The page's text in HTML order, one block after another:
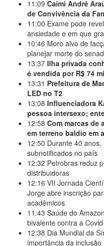
11:09 Caimi André
de Convivência da
11:00 Exame pode
ansiedade e em que
10:46 Moro alvo de
planejar morte do
13:37 Ilha privada
é vendida por R$ 74
13:31 Prefeitura de
LED no T2
13:08 Influenciadora
pessoa intersexo;
12:58 Com marcas de
em terreno baldio em
12:50 Durante 40
subnotificados no país
12:32 Petrobras reduz
distribuidoras
12:16 VII Jornada
Jorge abre inscrição
acadêmicos
11:43 Saúde do
bivalente contra a
12:38 Dia Mundial da
importância da inclusão